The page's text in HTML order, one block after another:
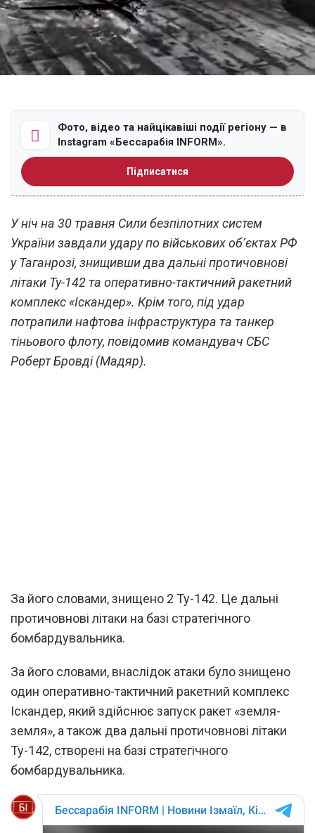
Фото, відео та найцікавіші події регіону — в
Instagram «Бессарабія INFORM».
Підписатися
У ніч на 30 травня Сили безпілотних систем
України завдали удару по військових об’єктах РФ
у Таганрозі, знищивши два дальні протичовнові
літаки Ту-142 та оперативно-тактичний ракетний
комплекс «Іскандер». Крім того, під удар
потрапили нафтова інфраструктура та танкер
тіньового флоту, повідомив командувач СБС
Роберт Бровді (Мадяр).
За його словами, знищено 2 Ту-142. Це дальні
протичовнові літаки на базі стратегічного
бомбардувальника.
За його словами, внаслідок атаки було знищено
один оперативно-тактичний ракетний комплекс
Іскандер, який здійснює запуск ракет «земля-
земля», а також два дальні протичовнові літаки
Ту-142, створені на базі стратегічного
бомбардувальника.